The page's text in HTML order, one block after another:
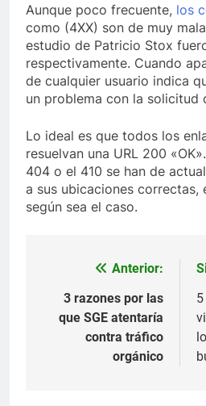
Aunque poco frecuente, los
como (4XX) son de muy
estudio de Patricio Stox
respectivamente. Cuando
de cualquier usuario indica
un problema con la solicitud
Lo ideal es que todos los
resuelvan una URL 200
404 o el 410 se han de
a sus ubicaciones correctas,
según sea el caso.
Navegación
entradas
Anterior:
3 razones por las
que SGE atentaría
contra tráfico
orgánico